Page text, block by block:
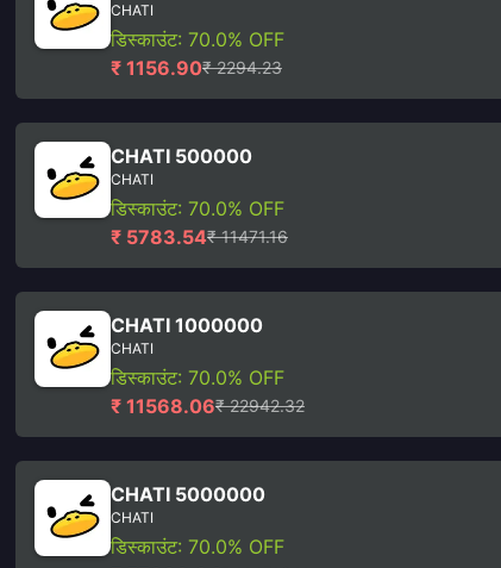
CHATI
डिस्काउंट: 70.0% OFF
₹ 1156.90₹ 2294.23
CHATI 500000
CHATI
डिस्काउंट: 70.0% OFF
₹ 5783.54₹ 11471.16
CHATI 1000000
CHATI
डिस्काउंट: 70.0% OFF
₹ 11568.06₹ 22942.32
CHATI 5000000
CHATI
डिस्काउंट: 70.0% OFF